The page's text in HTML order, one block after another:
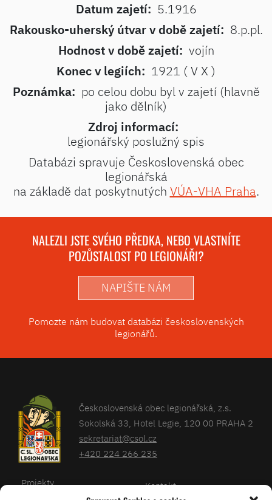
Datum zajetí: 5.1916
Rakousko-uherský útvar v době zajetí: 8.p.pl.
Hodnost v době zajetí: vojín
Konec v legiích: 1921 ( V X )
Poznámka: po celou dobu byl v zajetí (hlavně
jako dělník)
Zdroj informací:
legionářský poslužný spis
Databázi spravuje Československá obec
legionářská
na základě dat poskytnutých VÚA-VHA Praha.
NALEZLI JSTE SVÉHO PŘEDKA, NEBO VLASTNÍTE
POZŮSTALOST PO LEGIONÁŘI?
NAPIŠTE NÁM
Pomozte nám budovat databázi československých
legionářů.
Československá obec legionářská, z.s.
Sokolská 33, Hotel Legie, 120 00 PRAHA 2
sekretariat@csol.cz
+420 224 266 235
Projekty
Kontakt